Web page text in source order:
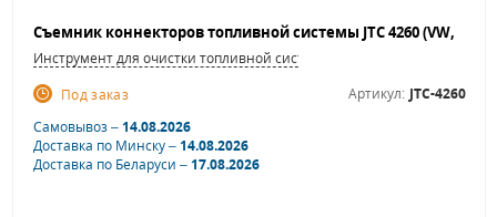
Инструмент для очистки топливной системы
Под заказ
Артикул: JTC-4260
Самовывоз –14.08.2026
Доставка по Минску –14.08.2026
Доставка по Беларуси –17.08.2026